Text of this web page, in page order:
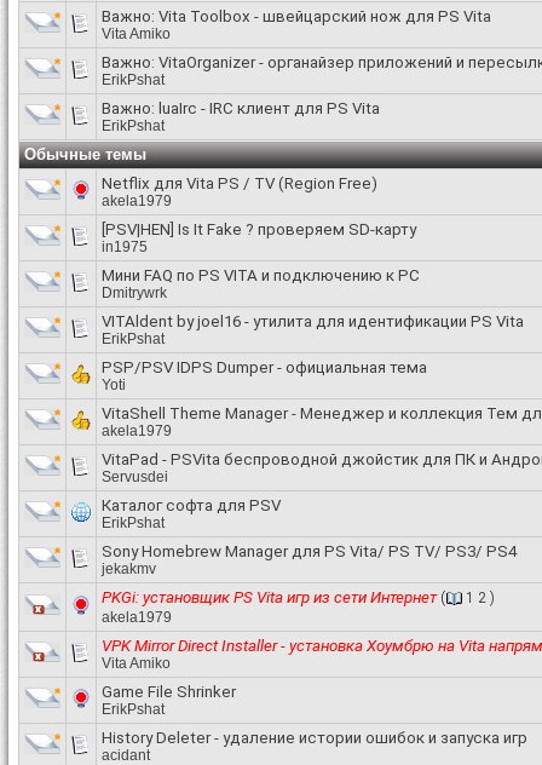
Важно: Vita Toolbox - швейцарский нож для PS Vita
Vita Amiko
Важно: VitaOrganizer - органайзер приложений и
ErikPshat
Важно: luaIrc - IRC клиент для PS Vita
ErikPshat
Обычные темы
Netflix для Vita PS / TV (Region Free)
akela1979
[PSV|HEN] Is It Fake ? проверяем SD-карту
in1975
Мини FAQ по PS VITA и подключению к PC
Dmitrywrk
VITAldent by joel16 - утилита для идентификации PS Vita
ErikPshat
PSP/PSV IDPS Dumper - официальная тема
Yoti
VitaShell Theme Manager - Менеджер и коллекция Тем
akela1979
VitaPad - PSVita беспроводной джойстик для ПК и
Servusdei
Каталог софта для PSV
ErikPshat
Sony Homebrew Manager для PS Vita/ PS TV/ PS3/ PS4
jekakmv
PKGi: установщик PS Vita игр из сети Интернет ( 1 2 )
akela1979
VPK Mirror Direct Installer - установка Хоумбрю на Vita
Vita Amiko
Game File Shrinker
ErikPshat
History Deleter - удаление истории ошибок и запуска игр
acidant